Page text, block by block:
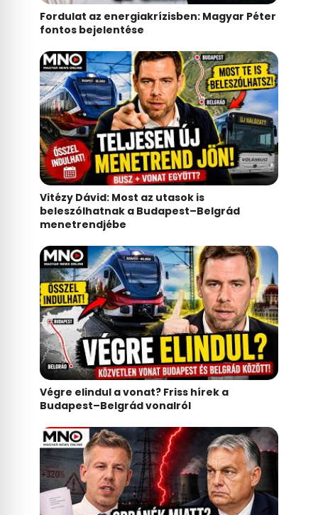
Fordulat az energiakrízisben: Magyar Péter
fontos bejelentése
Vitézy Dávid: Most az utasok is
beleszólhatnak a Budapest–Belgrád
menetrendjébe
Végre elindul a vonat? Friss hírek a
Budapest–Belgrád vonalról